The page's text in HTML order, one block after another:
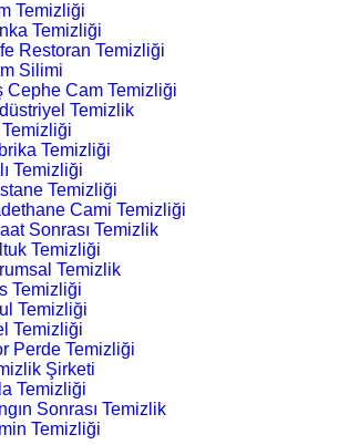
Temizliği
Temizliği
Restoran Temizliği
Silimi
Cephe Cam Temizliği
Temizlik
Temizliği
Temizliği
Temizliği
Cami Temizliği
Sonrası Temizlik
Temizliği
Temizlik
Temizliği
Temizliği
Temizliği
Perde Temizliği
Şirketi
Temizliği
Sonrası Temizlik
Temizliği